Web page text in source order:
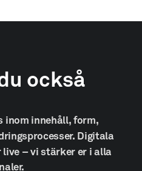
också
inom innehåll, form,
Digitala
live – vi stärker er i alla